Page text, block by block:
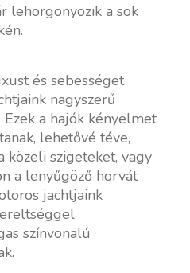
lehorgonyozik a sok
és sebességet
nagyszerű
a hajók kényelmet
lehetővé téve,
közeli szigeteket, vagy
a lenyűgöző horvát
jachtjaink
színvonalú